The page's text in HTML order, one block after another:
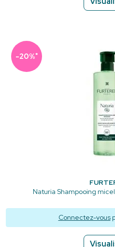
-20%*
Naturia Shampooing
Connectez-vous